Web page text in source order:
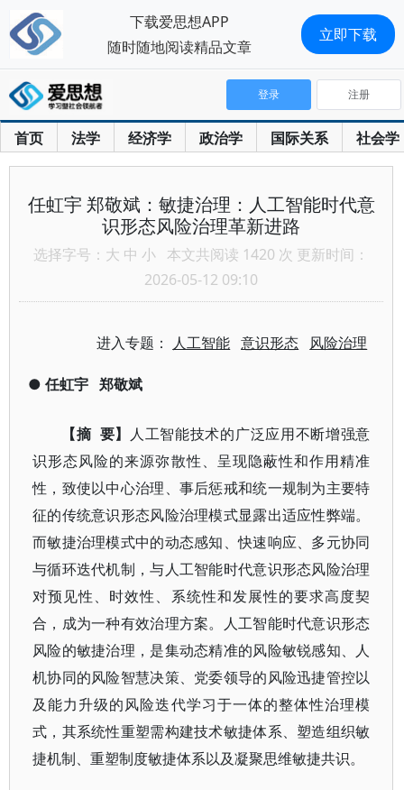
首页 法学 经济学 政治学 国际关系 社会学
登录 注册
任虹宇 郑敬斌：敏捷治理：人工智能时代意
识形态风险治理革新进路
选择字号： 大 中 小 本文共阅读 1420 次 更新时间：
2026-05-12 09:10
进入专题： 人工智能 意识形态 风险治理
● 任虹宇 郑敬斌
【摘要】
人工智能技术的广泛应用不断增强意
识形态风险的来源弥散性、呈现隐蔽性和作用精准
性，致使以中心治理、事后惩戒和统一规制为主要特
征的传统意识形态风险治理模式显露出适应性弊端。
而敏捷治理模式中的动态感知、快速响应、多元协同
与循环迭代机制，与人工智能时代意识形态风险治理
对预见性、时效性、系统性和发展性的要求高度契
合，成为一种有效治理方案。人工智能时代意识形态
风险的敏捷治理，是集动态精准的风险敏锐感知、人
机协同的风险智慧决策、党委领导的风险迅捷管控以
及能力升级的风险迭代学习于一体的整体性治理模
式，其系统性重塑需构建技术敏捷体系、塑造组织敏
捷机制、重塑制度敏捷体系以及凝聚思维敏捷共识。
下载爱思想APP
随时随地阅读精品文章
立即下载